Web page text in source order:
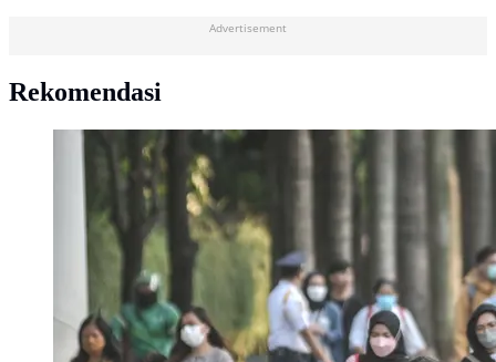
Advertisement
Rekomendasi